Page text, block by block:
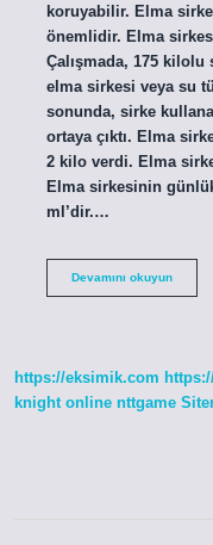
koruyabilir. Elma
önemlidir. Elma
Çalışmada, 175 kilolu
elma sirkesi veya su
sonunda, sirke
ortaya çıktı. Elma
2 kilo verdi. Elma
Elma sirkesinin
ml’dir.…
Devamını okuyunElma
https://eksimik.com
knight online nttgame